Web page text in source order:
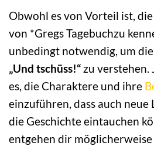
Obwohl es von Vorteil ist,
von *Gregs Tagebuchzu
unbedingt notwendig, um
„Und tschüss!“ zu verstehen.
es, die Charaktere und ihre
einzuführen, dass auch neue
die Geschichte eintauchen
entgehen dir